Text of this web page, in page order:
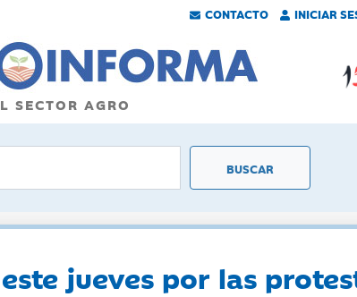
CONTACTO INICIAR
SECTOR AGRO
jueves por las